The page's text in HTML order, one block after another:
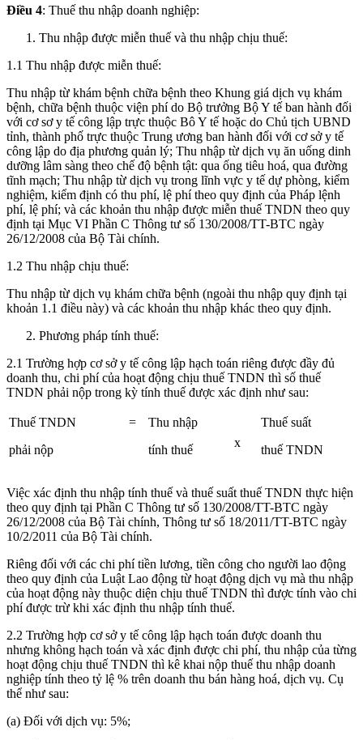
Điều 4: Thuế thu nhập doanh nghiệp:
Thu nhập được miễn thuế và thu nhập chịu thuế:
1.1 Thu nhập được miễn thuế:
Thu nhập từ khám bệnh chữa bệnh theo Khung giá dịch vụ khám
bệnh, chữa bệnh thuộc viện phí do Bộ trưởng Bộ Y tế ban hành đối
với cơ sơ y tế công lập trực thuộc Bô Y tế hoặc do Chủ tịch UBND
tỉnh, thành phố trực thuộc Trung ương ban hành đối với cơ sở y tế
công lập do địa phương quản lý; Thu nhập từ dịch vụ ăn uống dinh
dưỡng lâm sàng theo chế độ bệnh tật: qua ống tiêu hoá, qua đường
tĩnh mạch; Thu nhập từ dịch vụ trong lĩnh vực y tế dự phòng, kiểm
nghiệm, kiểm định có thu phí, lệ phí theo quy định của Pháp lệnh
phí, lệ phí; và các khoản thu nhập được miễn thuế TNDN theo quy
định tại Mục VI Phần C Thông tư số 130/2008/TT-BTC ngày
26/12/2008 của Bộ Tài chính.
1.2 Thu nhập chịu thuế:
Thu nhập từ dịch vụ khám chữa bệnh (ngoài thu nhập quy định tại
khoản 1.1 điều này) và các khoản thu nhập khác theo quy định.
Phương pháp tính thuế:
2.1 Trường hợp cơ sở y tế công lập hạch toán riêng được đầy đủ
doanh thu, chi phí của hoạt động chịu thuế TNDN thì số thuế
TNDN phải nộp trong kỳ tính thuế được xác định như sau:
Thuế TNDN
phải nộp
=
Thu nhập
tính thuế
x
Thuế suất
thuế TNDN
Việc xác định thu nhập tính thuế và thuế suất thuế TNDN thực hiện
theo quy định tại Phần C Thông tư số 130/2008/TT-BTC ngày
26/12/2008 của Bộ Tài chính, Thông tư số 18/2011/TT-BTC ngày
10/2/2011 của Bộ Tài chính.
Riêng đối với các chi phí tiền lương, tiền công cho người lao động
theo quy định của Luật Lao động từ hoạt động dịch vụ mà thu nhập
của hoạt động này thuộc diện chịu thuế TNDN thì được tính vào chi
phí được trừ khi xác định thu nhập tính thuế.
2.2 Trường hợp cơ sở y tế công lập hạch toán được doanh thu
nhưng không hạch toán và xác định được chi phí, thu nhập của từng
hoạt động chịu thuế TNDN thì kê khai nộp thuế thu nhập doanh
nghiệp tính theo tỷ lệ % trên doanh thu bán hàng hoá, dịch vụ. Cụ
thể như sau:
(a) Đối với dịch vụ: 5%;